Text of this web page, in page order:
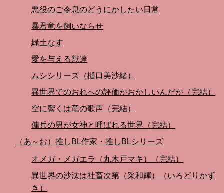
悪役のご令息のどうにかしたい日常
暴君竜を飼いならせ
緑土なす
愛を与える獣達
ムシシリーズ（樋口美沙緒）
異世界でのおれへの評価がおかしいんだが（完結）
空に響くは竜の歌声（完結）
傭兵の男が女神と呼ばれる世界（完結）
（あ～お）推しBL作家・推しBLシリーズ
オメガ・メガエラ（丸木戸マキ）（完結）
異世界の沙汰は社畜次第（采和輝）（いろどりかず
き）